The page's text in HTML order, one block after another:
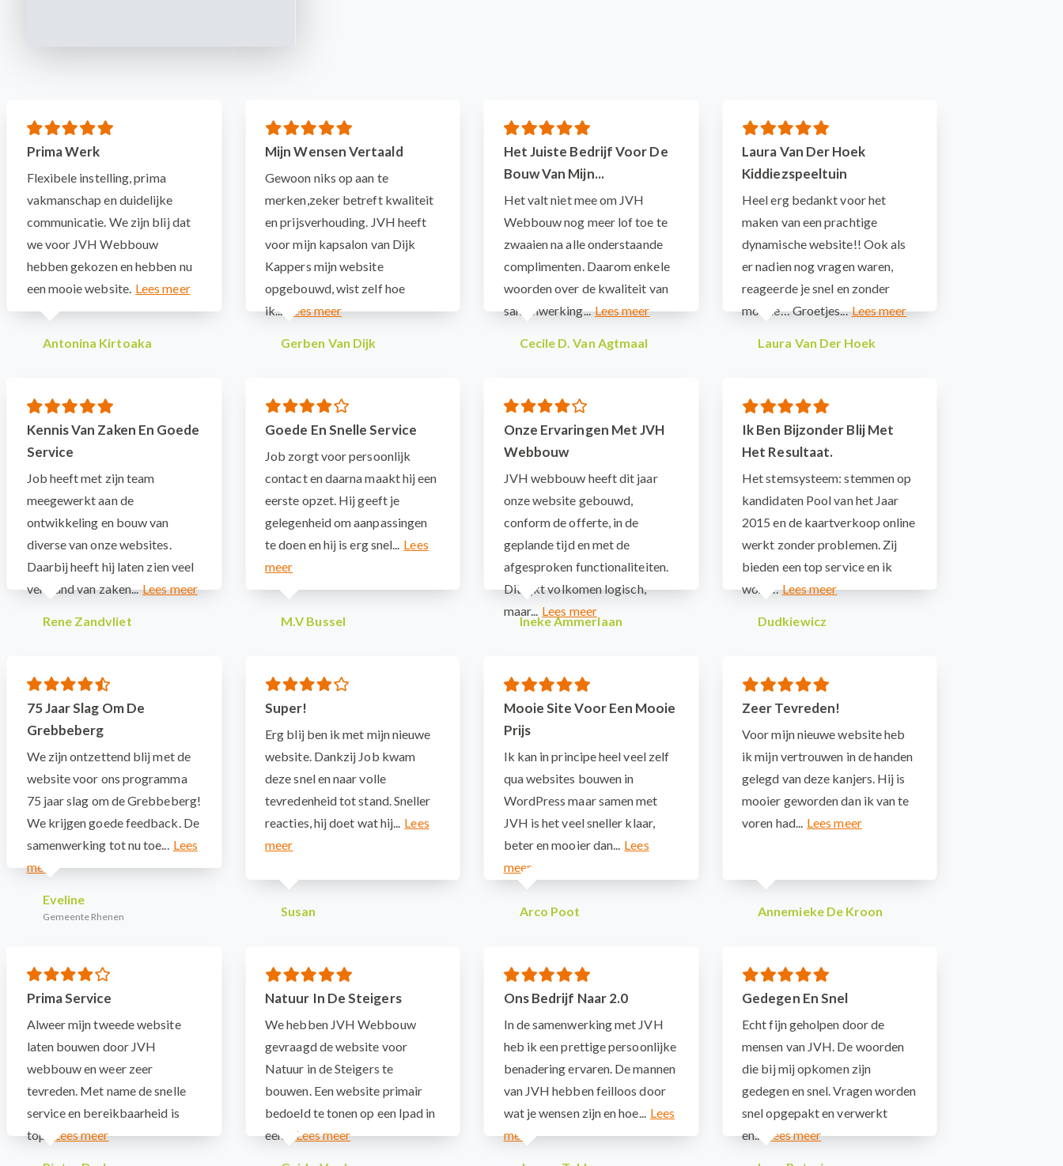
Prima Werk
Flexibele instelling, prima
vakmanschap en duidelijke
communicatie. We zijn blij dat
we voor JVH Webbouw
hebben gekozen en hebben nu
een mooie website.
Antonina Kirtoaka
Mijn Wensen Vertaald
Gewoon niks op aan te
merken,zeker betreft kwaliteit
en prijsverhouding. JVH heeft
voor mijn kapsalon van Dijk
Kappers mijn website
opgebouwd, wist zelf hoe
ik...
Gerben Van Dijk
Het Juiste Bedrijf Voor De
Bouw Van Mijn...
Het valt niet mee om JVH
Webbouw nog meer lof toe te
zwaaien na alle onderstaande
complimenten. Daarom enkele
woorden over de kwaliteit van
samenwerking...
Cecile D. Van Agtmaal
Laura Van Der Hoek
Kiddiezspeeltuin
Heel erg bedankt voor het
maken van een prachtige
dynamische website!! Ook als
er nadien nog vragen waren,
reageerde je snel en zonder
moeite… Groetjes...
Laura Van Der Hoek
Kennis Van Zaken En Goede
Service
Job heeft met zijn team
meegewerkt aan de
ontwikkeling en bouw van
diverse van onze websites.
Daarbij heeft hij laten zien veel
verstand van zaken...
Rene Zandvliet
Goede En Snelle Service
Job zorgt voor persoonlijk
contact en daarna maakt hij een
eerste opzet. Hij geeft je
gelegenheid om aanpassingen
te doen en hij is erg snel...
M.V Bussel
Onze Ervaringen Met JVH
Webbouw
JVH webbouw heeft dit jaar
onze website gebouwd,
conform de offerte, in de
geplande tijd en met de
afgesproken functionaliteiten.
Dit lijkt volkomen logisch,
maar...
Ineke Ammerlaan
Ik Ben Bijzonder Blij Met
Het Resultaat.
Het stemsysteem: stemmen op
kandidaten Pool van het Jaar
2015 en de kaartverkoop online
werkt zonder problemen. Zij
bieden een top service en ik
word...
Dudkiewicz
75 Jaar Slag Om De
Grebbeberg
We zijn ontzettend blij met de
website voor ons programma
75 jaar slag om de Grebbeberg!
We krijgen goede feedback. De
samenwerking tot nu toe...
Eveline
Gemeente Rhenen
Super!
Erg blij ben ik met mijn nieuwe
website. Dankzij Job kwam
deze snel en naar volle
tevredenheid tot stand. Sneller
reacties, hij doet wat hij...
Susan
Mooie Site Voor Een Mooie
Prijs
Ik kan in principe heel veel zelf
qua websites bouwen in
WordPress maar samen met
JVH is het veel sneller klaar,
beter en mooier dan...
Arco Poot
Zeer Tevreden!
Voor mijn nieuwe website heb
ik mijn vertrouwen in de handen
gelegd van deze kanjers. Hij is
mooier geworden dan ik van te
voren had...
Annemieke De Kroon
Prima Service
Alweer mijn tweede website
laten bouwen door JVH
webbouw en weer zeer
tevreden. Met name de snelle
service en bereikbaarheid is
top!
Natuur In De Steigers
We hebben JVH Webbouw
gevraagd de website voor
Natuur in de Steigers te
bouwen. Een website primair
bedoeld te tonen op een Ipad in
een...
Ons Bedrijf Naar 2.0
In de samenwerking met JVH
heb ik een prettige persoonlijke
benadering ervaren. De mannen
van JVH hebben feilloos door
wat je wensen zijn en hoe...
Gedegen En Snel
Echt fijn geholpen door de
mensen van JVH. De woorden
die bij mij opkomen zijn
gedegen en snel. Vragen worden
snel opgepakt en verwerkt
en...